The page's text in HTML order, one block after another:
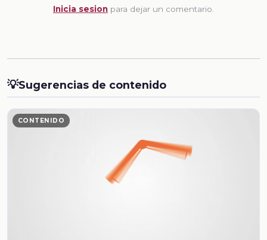
Inicia sesion para dejar un comentario.
💡Sugerencias de contenido
CONTENIDO